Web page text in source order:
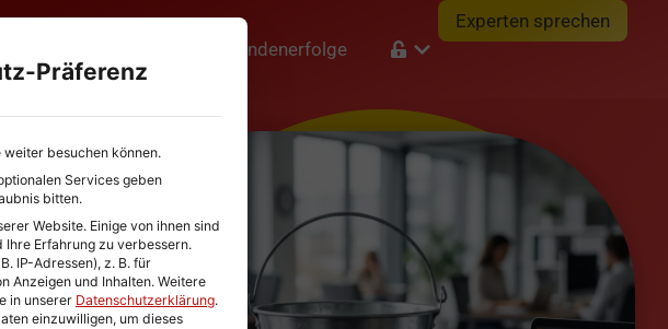
Kundenerfolge
Experten sprechen
wirken
Präferenz
besuchen können.
Services geben
bitten.
Website. Einige von ihnen sind
Ihre Erfahrung zu verbessern.
IP-Adressen), z. B. für
Anzeigen und Inhalten.Weitere
in unserer Datenschutzerklärung.
einzuwilligen, um dieses